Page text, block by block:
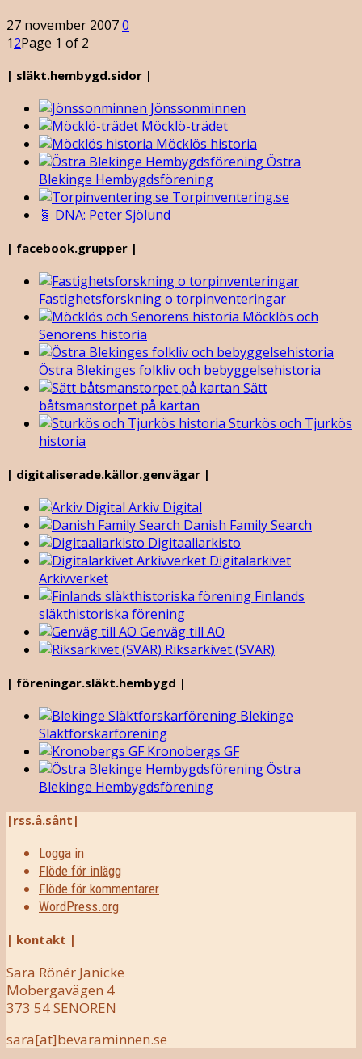
27 november 20070
12Page 1 of 2
| släkt.hembygd.sidor |
Jönssonminnen
Möcklö-trädet
Möcklös historia
Östra
Blekinge Hembygdsförening
Torpinventering.se
🧬 DNA: Peter Sjölund
| facebook.grupper |
Fastighetsforskning o torpinventeringar
Möcklös och
Senorens historia
Östra Blekinges folkliv och bebyggelsehistoria
Sätt
båtsmanstorpet på kartan
Sturkös och Tjurkös
historia
| digitaliserade.källor.genvägar |
Arkiv Digital
Danish Family Search
Digitaaliarkisto
Digitalarkivet
Arkivverket
Finlands
släkthistoriska förening
Genväg till AO
Riksarkivet (SVAR)
| föreningar.släkt.hembygd |
Blekinge
Släktforskarförening
Kronobergs GF
Östra
Blekinge Hembygdsförening
|rss.å.sånt|
Logga in
Flöde för inlägg
Flöde för kommentarer
WordPress.org
| kontakt |
Sara Rönér Janicke
Mobergavägen 4
373 54 SENOREN
sara[at]bevaraminnen.se